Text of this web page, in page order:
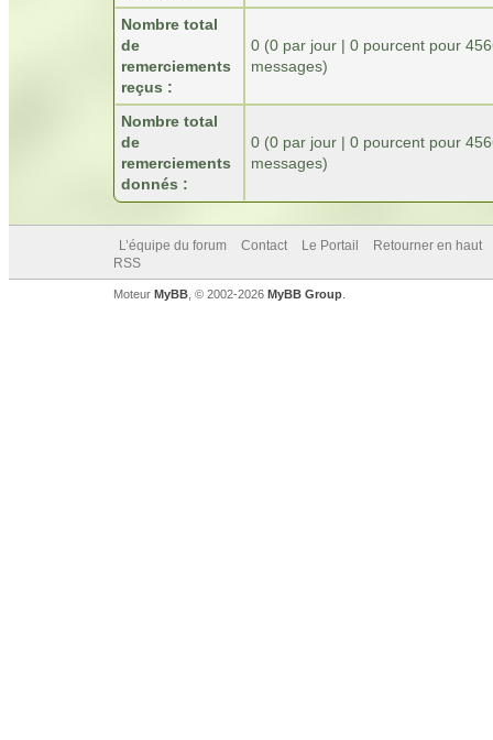
Nombre total
de
remerciements
reçus :
0 (0 par jour | 0 pourcent pour
messages)
Nombre total
de
remerciements
donnés :
0 (0 par jour | 0 pourcent pour
messages)
L’équipe du forum Contact Le Portail
Retourner en haut
RSS
Moteur MyBB , © 2002-2026 MyBB Group